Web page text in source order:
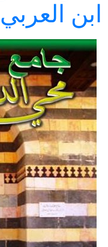
ابن العربي